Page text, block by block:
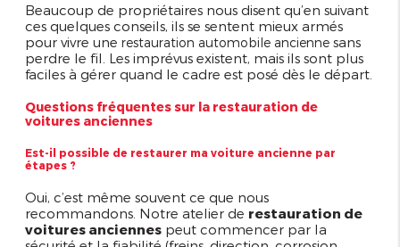
Beaucoup de propriétaires nous disent qu’en suivant
ces quelques conseils, ils se sentent mieux armés
pour vivre unerestauration automobile ancienne sans
perdre le fil. Les imprévus existent, mais ils sont plus
faciles à gérer quand le cadre est posé dès le départ.
Questions fréquentes sur la restauration de
voitures anciennes
Est-il possible de restaurer ma voiture ancienne par
étapes ?
Oui, c’est même souvent ce que nous
recommandons. Notre atelier de restauration de
voitures anciennes peut commencer par la